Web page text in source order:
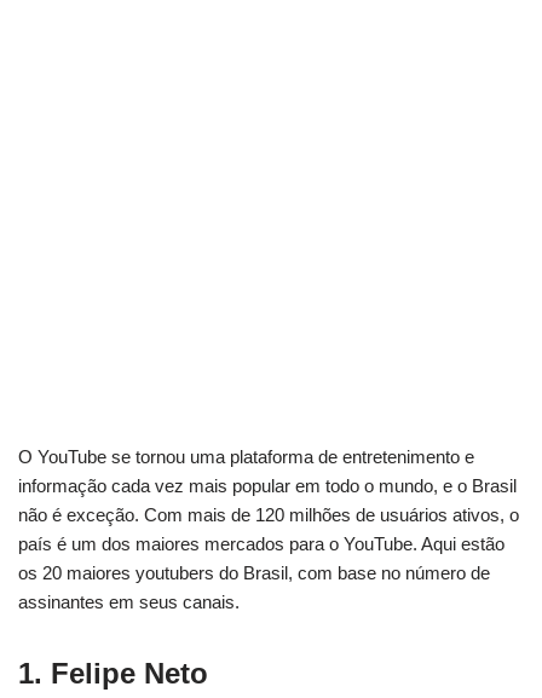
O YouTube se tornou uma plataforma de entretenimento e
informação cada vez mais popular em todo o mundo, e o Brasil
não é exceção. Com mais de 120 milhões de usuários ativos, o
país é um dos maiores mercados para o YouTube. Aqui estão
os 20 maiores youtubers do Brasil, com base no número de
assinantes em seus canais.
1. Felipe Neto